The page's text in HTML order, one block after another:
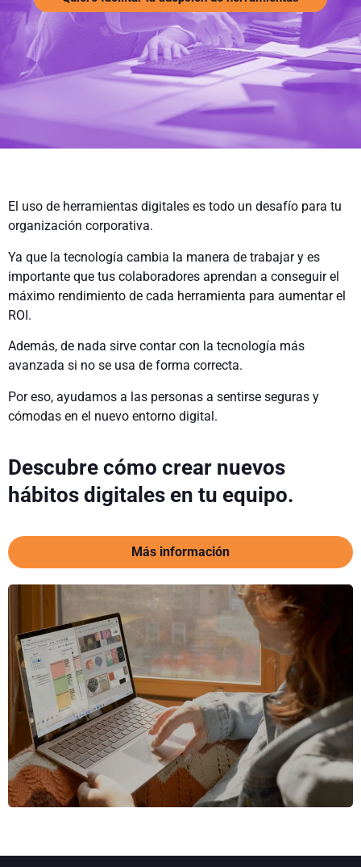
El uso de herramientas digitales es todo un desafío para tu
organización corporativa.
Ya que la tecnología cambia la manera de trabajar y es
importante que tus colaboradores aprendan a conseguir el
máximo rendimiento de cada herramienta para aumentar el
ROI.
Además, de nada sirve contar con la tecnología más
avanzada si no se usa de forma correcta.
Por eso, ayudamos a las personas a sentirse seguras y
cómodas en el nuevo entorno digital.
Descubre cómo crear nuevos
hábitos digitales en tu equipo.
Más información